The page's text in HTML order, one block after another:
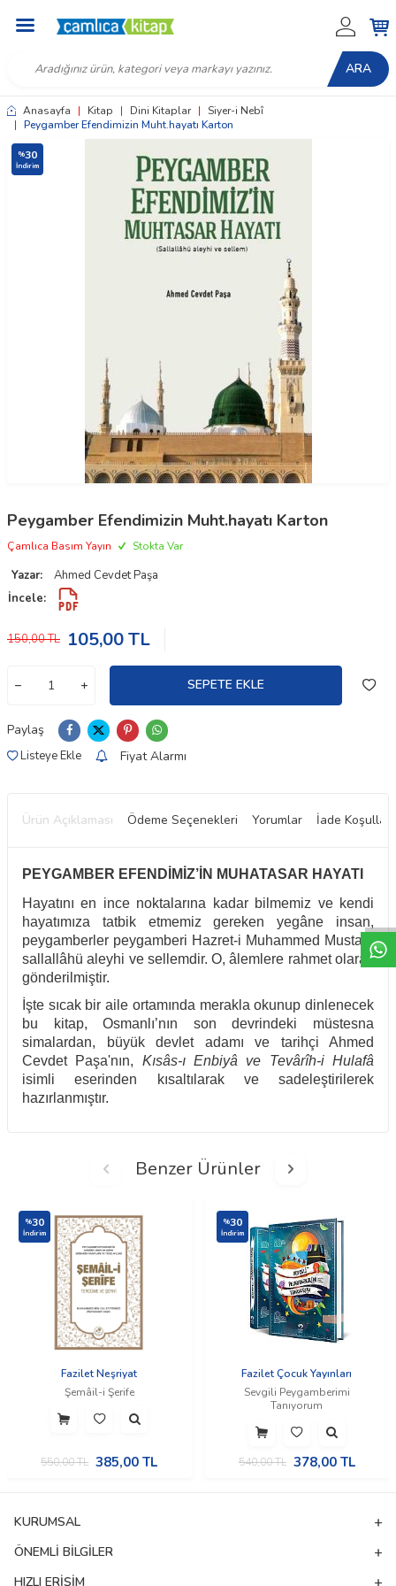
WhtappDeseHatt
ARA
Anasayfa | Kitap | Dini Kitaplar | Siyer-i Nebî
| Peygamber Efendimizin Muht.hayatı Karton
%30
İndirim
Peygamber Efendimizin Muht.hayatı Karton
Çamlıca Basım Yayın Stokta Var
Yazar:
Ahmed Cevdet Paşa
İncele:
150,00TL 105,00TL
SEPETE EKLE
Paylaş
Listeye Ekle Fiyat Alarmı
Ürün Açıklaması Ödeme Seçenekleri Yorumlar İade Koşulları
PEYGAMBER EFENDİMİZ’İN MUHATASAR HAYATI
Hayatını en ince noktalarına kadar bilmemiz ve kendi
hayatımıza tatbik etmemiz gereken yegâne insan,
peygamberler peygamberi Hazret-i Muhammed Mustafa
sallallâhü aleyhi ve sellemdir. O, âlemlere rahmet olarak
gönderilmiştir.
İşte sıcak bir aile ortamında merakla okunup dinlenecek
bu kitap, Osmanlı’nın son devrindeki müstesna
simalardan, büyük devlet adamı ve tarihçi Ahmed
Cevdet Paşa'nın, Kısâs-ı Enbiyâ ve Tevârîh-i Hulafâ
isimli eserinden kısaltılarak ve sadeleştirilerek
hazırlanmıştır.
Benzer Ürünler
%30
İndirim
Fazilet Neşriyat
Şemâil-i Şerife
550,00TL 385,00 TL
%30
İndirim
Fazilet Çocuk Yayınları
Sevgili Peygamberimi
Tanıyorum
540,00TL 378,00TL
KURUMSAL
ÖNEMLI BILGILER
HIZLI ERIŞIM